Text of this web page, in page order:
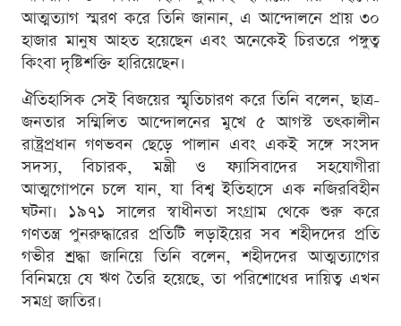
আত্মত্যাগ স্মরণ করে তিনি জানান, এ আন্দোলনে প্রায় ৩০
হাজার মানুষ আহত হয়েছেন এবং অনেকেই চিরতরে পঙ্গুত্ব
কিংবা দৃষ্টিশক্তি হারিয়েছেন।
ঐতিহাসিক সেই বিজয়ের স্মৃতিচারণ করে তিনি বলেন, ছাত্র-
জনতার সম্মিলিত আন্দোলনের মুখে ৫ আগস্ট তৎকালীন
রাষ্ট্রপ্রধান গণভবন ছেড়ে পালান এবং একই সঙ্গে সংসদ
সদস্য, বিচারক, মন্ত্রী ও ফ্যাসিবাদের সহযোগীরা
আত্মগোপনে চলে যান, যা বিশ্ব ইতিহাসে এক নজিরবিহীন
ঘটনা। ১৯৭১ সালের স্বাধীনতা সংগ্রাম থেকে শুরু করে
গণতন্ত্র পুনরুদ্ধারের প্রতিটি লড়াইয়ের সব শহীদদের প্রতি
গভীর শ্রদ্ধা জানিয়ে তিনি বলেন, শহীদদের আত্মত্যাগের
বিনিময়ে যে ঋণ তৈরি হয়েছে, তা পরিশোধের দায়িত্ব এখন
সমগ্র জাতির।